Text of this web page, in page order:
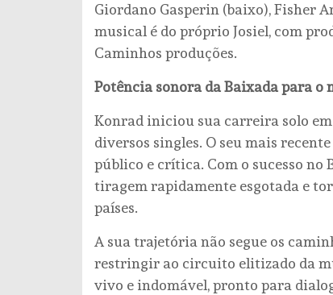
Giordano Gasperin (baixo), Fisher
musical é do próprio Josiel, com
Caminhos produções.
Potência sonora da Baixada para o
Konrad iniciou sua carreira solo em
diversos singles. O seu mais
público e crítica. Com o sucesso
tiragem rapidamente esgotada e
países.
A sua trajetória não segue os
restringir ao circuito elitizado da
vivo e indomável, pronto para